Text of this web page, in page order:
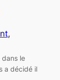
le
a décidé il